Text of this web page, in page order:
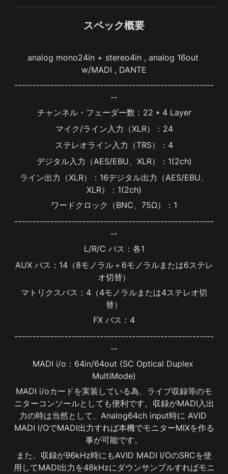
スペック概要
analog mono24in + stereo4in , analog 16out
w/MADI , DANTE
--------------------------------------------------------
--
チャンネル・フェーダー数：22 * 4 Layer
マイク/ライン入力（XLR）：24
ステレオライン入力（TRS）：4
デジタル入力（AES/EBU、XLR）：1(2ch)
ライン出力（XLR）：16デジタル出力（AES/EBU、
XLR）：1(2ch)
ワードクロック（BNC、75Ω）：1
--------------------------------------------------------
--
L/R/C バス：各1
AUX バス：14（8モノラル＋6モノラルまたは6ステレ
オ切替）
マトリクスバス：4（4モノラルまたは4ステレオ切
替）
FX バス：4
--------------------------------------------------------
--
MADI i/o：64in/64out (SC Optical Duplex
MultiMode)
MADI i/oカードを実装している為、ライブ収録等のモ
ニターコンソールとしても便利です。収録がMADI入出
力の時は当然として、Analog64ch input時に AVID
MADI I/OでMADI出力すれば本機でモニターMIXを作る
事が可能です。
また、収録が96kHz時にもAVID MADI I/OのSRCを使
用してMADI出力を48kHzにダウンサンプルすればモニ